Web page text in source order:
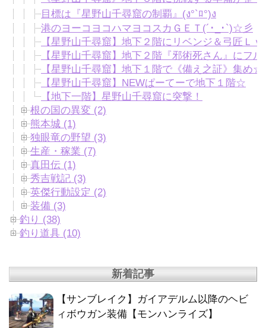
目標は『星野山千尋窟の制覇』(ง°`ﾛ°)ง
港のヨーコヨコハマヨコスカＧＥＴ(´･_･`)☆彡
【星野山千尋窟】地下２階にリベンジ＆弓匠Ｌ
【星野山千尋窟】地下２階『邪術死さん』にフ
【星野山千尋窟】地下１階で《備え之証》集め☆
【星野山千尋窟】NEWぱーてーで地下１階☆
【地下一階】星野山千尋窟に突撃！
根の国の異変 (2)
熊本城 (1)
独眼竜の野望 (3)
生産・稼業 (7)
真田伝 (1)
秀吉戦記 (3)
英傑行動設定 (2)
装備 (3)
釣り (38)
釣り道具 (10)
新着記事
【サンブレイク】ガイアデルム以降のヘビ
ィボウガン装備【モンハンライズ】